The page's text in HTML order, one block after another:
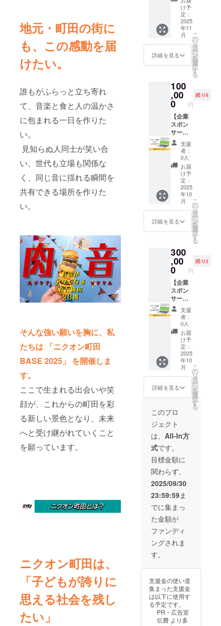
地元・町田の街に
も、この感動を届
けたい。
誰もがふらっと立ち寄れ
て、音楽と食と人の温かさ
に包まれる一日を作りた
い。
見知らぬ人同士が笑い合
い、世代も立場も関係な
く、同じ音に揺れる瞬間を
共有できる場所を作りた
い。
そんな強い願いを胸に、私
たちは 「ニクオン町田
BASE 2025」 を開催しま
す。
ここで生まれる出会いや笑
顔が、これからの町田を彩
る新しい景色となり、未来
へと受け継がれていくこと
を願っています。
ニクオン町田は、
「子どもが誇りに
思える社会を残し
たい」
致団結
でイベ
ントを
成功さ
せよ
う。 ク
ラウド
者限定
でお礼
のメー
ルとニ
クオン
町田
BASE
2025の
活動報
告をお
付けし
ます！
打ち上
げもあ
りま
す！ ・
開催日
時
（土）
・12日
（日）
11:00〜
19:00
※雨天
決行
（台風
や震災
など荒
天時は
中止）
・会場
町田
シバヒ
ロ（東
京都町
田市中
町1丁目
20-23）
なお、
に上乗
せ支援
が可能
です。
応援の
気持ち
の上乗
せ、大
す！ ※
前日準
備は参
加必須
ではあ
りませ
ん。可
しくス
タッフ
として
参加し
てくだ
さい！
※交通費
さい。
・開催
日時
2025年
10月11
日
（土）
19:00
※雨天
決行
（台風
や震災
など荒
天時は
中止）
・会場
町田
シバヒ
ロ（東
京都町
田市中
町1丁目
20-23）
※PRの
時間は
ん。
※PRは
アー
ティス
トのス
テージ
の合間
となり
ます。
※PR時
間や内
容は
メール
にて調
整させ
ていた
だきま
す。
BASE
2025の
企業ス
ポン
サーに
なれる
権利で
す。 ニ
クオン
BASE
2025の
HPにあ
なたの
企業ロ
ゴを掲
載させ
ていた
だきま
す。 ニ
クオン
町田
BASE
2025の
HPであ
なたの
会社を
PRでき
ます。
※掲載内
メール
にて打
合せさ
せてい
ただき
ます。
※ネット
ワーク
販売ま
たは企
業イ
メージ
が相違
する場
合等、
お断り
させて
いただ
く場合
があり
ます。
お断り
させて
いただ
いた場
合は料
金を返
金させ
ていた
だきま
す。 ※
掲載期
間は
2025年
11月か
ら1年間
です。
け予
定：
2025
年11
月
詳細を見る
こ
の
リ
タ
ー
ン
を
選
択
す
る
100
,00
0 円
残り8
【企業
スポン
サーシ
ル
バー】
ニクオ
ン町田
BASE
2025の
企業ス
ポン
サーに
なれる
権利で
す。 ニ
クオン
BASE
2025の
HPにあ
なたの
企業ロ
ゴを掲
載させ
ていた
だきま
す。 ニ
クオン
町田
BASE
2025の
HPであ
なたの
会社を
PRでき
ます。
さら
に、ニ
クオン
町田
BASE
2025の
特別協
賛席を
90分利
用でき
ます。
（4名
席） ※
ご希望
の時間
帯をお
知らせ
くださ
い。 重
下記時
いずれ
かに割
り当て
①11:00
～
12:30
支援
者：
0人
お届
け予
定：
2025
年10
月
詳細を見る
こ
の
リ
タ
ー
ン
を
選
択
す
る
300
,00
0 円
残り2
【企業
スポン
サー
ゴール
ド】 ニ
クオン
町田
BASE
2025の
企業ス
ポン
サーに
なれる
権利で
す。 ニ
クオン
町田
BASE
2025の
HPにあ
なたの
企業ロ
ゴを掲
載させ
ていた
だきま
す。 ニ
クオン
町田
BASE
2025の
HPであ
なたの
会社を
さら
クオン
町田
BASE
2025の
特別協
賛席を3
支援
者：
0人
お届
け予
定：
2025
年10
月
詳細を見る
こ
の
リ
タ
ー
ン
を
選
択
す
る
このプロ
ジェクト
は、 All-In方
式です。
目標金額に
関わらず、
2025/09/30
23:59:59ま
でに集まっ
た金額が
ファンディ
ングされま
す。
支援金の使い道
集まった支援金
は以下に使用す
る予定です。
PR・広告宣
伝費 より多